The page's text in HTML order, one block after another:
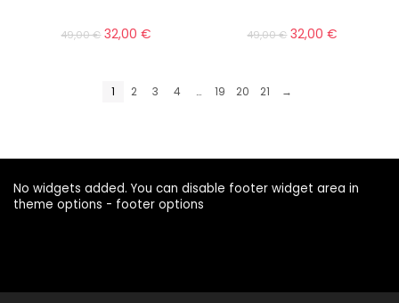
49,00€ 32,00€ 49,00€ 32,00€
1 2 3 4 … 19 20 21 →
No widgets added. You can disable footer widget area in
theme options - footer options